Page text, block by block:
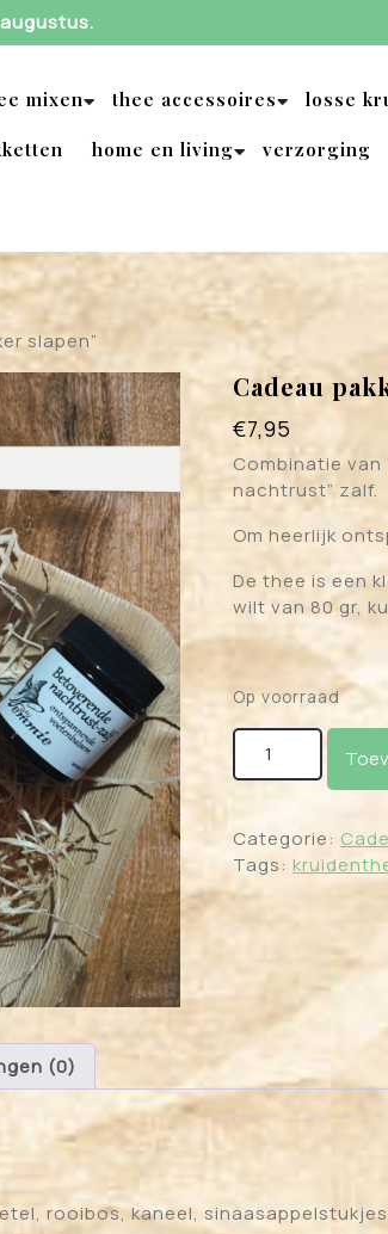
mixen thee accessoires losse
home en living verzorging
slapen”
Cadeau
€7,95
Combinatie van
nachtrust” zalf.
Om heerlijk
De thee is een
wilt van 80 gr,
Op voorraad
Cadeau pakket
Categorie:
Tags:
(0)
rooibos, kaneel,